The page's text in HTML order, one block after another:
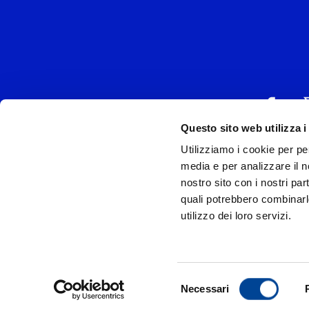
Questo sito web utilizza i
Utilizziamo i cookie per
media e per analizzare il
nostro sito con i nostri
quali potrebbero
utilizzo dei loro servizi.
Necessari
UNIVERSAL
P.IVA
Universal Music Italia, nel rispetto delle
si è dotata di un
©